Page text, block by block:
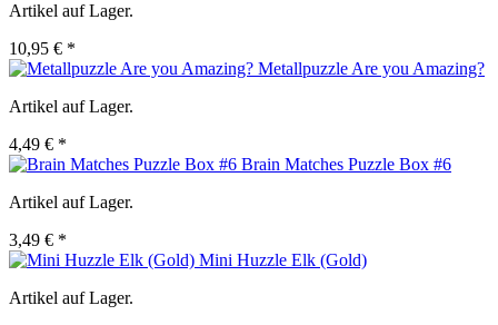
Artikel auf Lager.
10,95 € *
Metallpuzzle Are you Amazing?
Artikel auf Lager.
4,49 € *
Brain Matches Puzzle Box #6
Artikel auf Lager.
3,49 € *
Mini Huzzle Elk (Gold)
Artikel auf Lager.